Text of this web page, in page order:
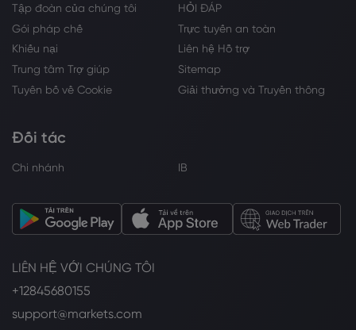
Tập đoàn của chúng tôi
HỎI ĐÁP
Gói pháp chế
Trực tuyến an toàn
Khiếu nại
Liên hệ Hỗ trợ
Trung tâm Trợ giúp
Sitemap
Tuyên bố về Cookie
Giải thưởng và Truyền thông
Đối tác
Chi nhánh IB
LIÊN HỆ VỚI CHÚNG TÔI
+12845680155
support@markets.com